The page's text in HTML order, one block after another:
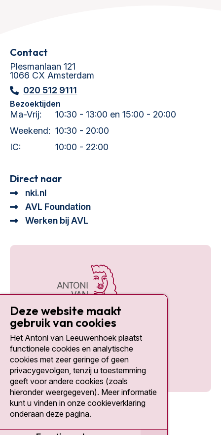
Contact
Plesmanlaan 121
1066 CX Amsterdam
020 512 9111
Bezoektijden
Ma-Vrij:
10:30 - 13:00 en 15:00 - 20:00
Weekend: 10:30 - 20:00
IC:
10:00 - 22:00
Direct naar
nki.nl
AVL Foundation
Werken bij AVL
Social media
Deze website maakt
gebruik van cookies
Het Antoni van Leeuwenhoek plaatst
functionele cookies en analytische
cookies met zeer geringe of geen
privacygevolgen, tenzij u toestemming
geeft voor andere cookies (zoals
hieronder weergegeven). Meer informatie
kunt u vinden in onze cookieverklaring
onderaan deze pagina.